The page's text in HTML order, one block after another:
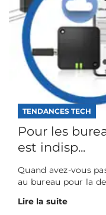
TENDANCES TECH
Pour les
est indisp...
Quand avez-vous
au bureau pour la
Lire la suite